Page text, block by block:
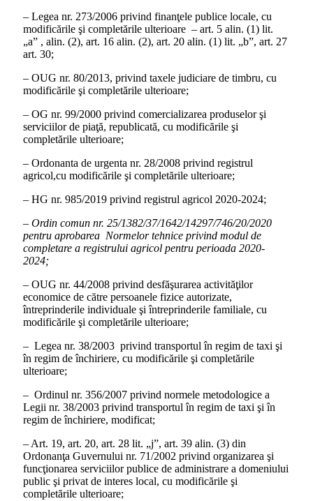
– Legea nr. 273/2006 privind finanţele publice locale, cu
modificările şi completările ulterioare – art. 5 alin. (1) lit.
„a” , alin. (2), art. 16 alin. (2), art. 20 alin. (1) lit. „b”, art. 27
art. 30;
– OUG nr. 80/2013, privind taxele judiciare de timbru, cu
modificările şi completările ulterioare;
– OG nr. 99/2000 privind comercializarea produselor şi
serviciilor de piaţă, republicată, cu modificările şi
completările ulterioare;
– Ordonanta de urgenta nr. 28/2008 privind registrul
agricol,cu modificările şi completările ulterioare;
– HG nr. 985/2019 privind registrul agricol 2020-2024;
– Ordin comun nr. 25/1382/37/1642/14297/746/20/2020
pentru aprobarea Normelor tehnice privind modul de
completare a registrului agricol pentru perioada 2020-
2024;
– OUG nr. 44/2008 privind desfăşurarea activităţilor
economice de către persoanele fizice autorizate,
întreprinderile individuale şi întreprinderile familiale, cu
modificările şi completările ulterioare;
– Legea nr. 38/2003 privind transportul în regim de taxi şi
în regim de închiriere, cu modificările şi completările
ulterioare;
– Ordinul nr. 356/2007 privind normele metodologice a
Legii nr. 38/2003 privind transportul în regim de taxi şi în
regim de închiriere, modificat;
– Art. 19, art. 20, art. 28 lit. „j”, art. 39 alin. (3) din
Ordonanţa Guvernului nr. 71/2002 privind organizarea şi
funcţionarea serviciilor publice de administrare a domeniului
public şi privat de interes local, cu modificările şi
completările ulterioare;